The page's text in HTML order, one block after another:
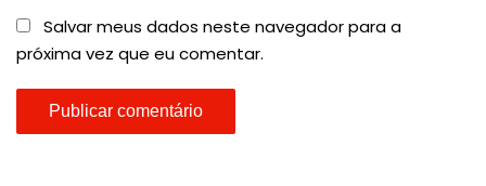
Salvar meus dados neste navegador para a
próxima vez que eu comentar.